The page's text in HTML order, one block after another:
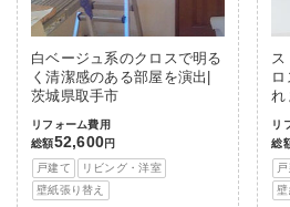
白ベージュ系のクロスで明る
く清潔感のある部屋を演出|
茨城県取手市
リフォーム費用
総額52,600円
戸建て
リビング・洋室
壁紙張り替え
ス
ロ
れ
リ
総
壁